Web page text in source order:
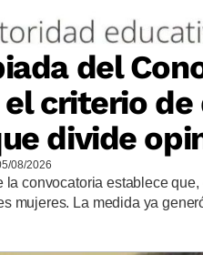
del
el criterio
divide
08/2026
la convocatoria establece
mujeres. La medida ya